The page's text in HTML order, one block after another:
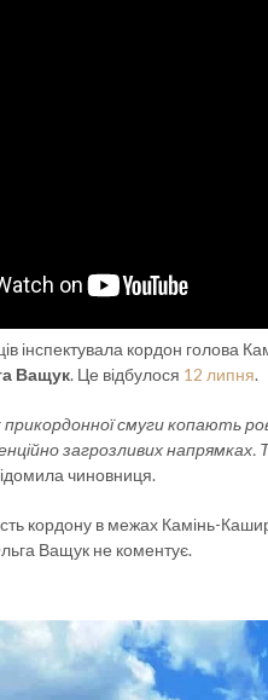
інспектувала кордон голова
Ващук. Це відбулося 12 липня.
прикордонної смуги копають
загрозливих
чиновниця.
кордону в межах Камінь-
Ващук не коментує.